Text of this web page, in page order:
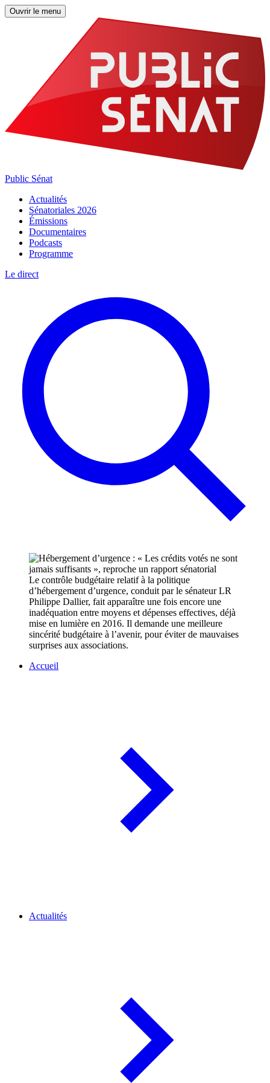
Ouvrir le menu
Public Sénat
Actualités
Sénatoriales 2026
Émissions
Documentaires
Podcasts
Programme
Le direct
Le contrôle budgétaire relatif à la politique
d’hébergement d’urgence, conduit par le sénateur LR
Philippe Dallier, fait apparaître une fois encore une
inadéquation entre moyens et dépenses effectives, déjà
mise en lumière en 2016. Il demande une meilleure
sincérité budgétaire à l’avenir, pour éviter de mauvaises
surprises aux associations.
Accueil
Actualités